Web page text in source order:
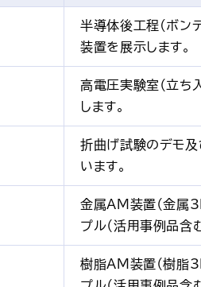
半導体後工程(ボン
装置を展示します。
高電圧実験室（立ち
します。
折曲げ試験のデモ
います。
金属AM装置（金属
プル（活用事例品含
樹脂AM装置（樹脂